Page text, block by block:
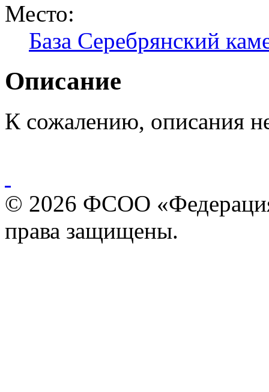
Место:
База Серебрянский
Описание
К сожалению, описания
© 2026 ФСОО
права защищены.